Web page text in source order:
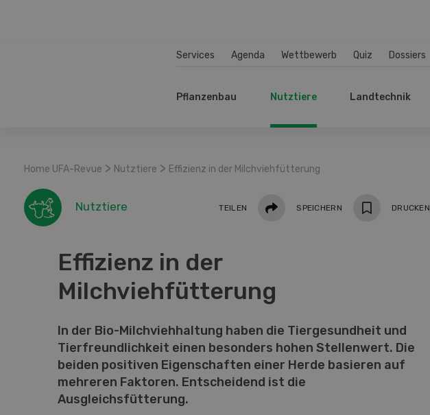
Services Agenda Wettbewerb Quiz Dossiers
Pflanzenbau Nutztiere Landtechnik
Home UFA-Revue > Nutztiere > Effizienz in der Milchviehfütterung
Nutztiere TEILEN Teilen SPEICHERN DRUCKEN
Effizienz in der
Milchviehfütterung
In der Bio-Milchviehhaltung haben die Tiergesundheit und
Tierfreundlichkeit einen besonders hohen Stellenwert. Die
beiden positiven Eigenschaften einer Herde basieren auf
mehreren Faktoren. Entscheidend ist die
Ausgleichsfütterung.